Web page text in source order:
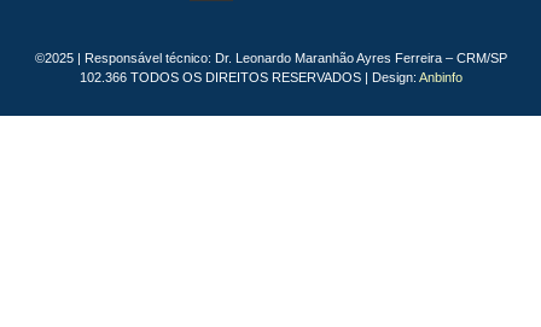
©2025 | Responsável técnico: Dr. Leonardo Maranhão Ayres Ferreira – CRM/SP
102.366 TODOS OS DIREITOS RESERVADOS | Design: Anbinfo